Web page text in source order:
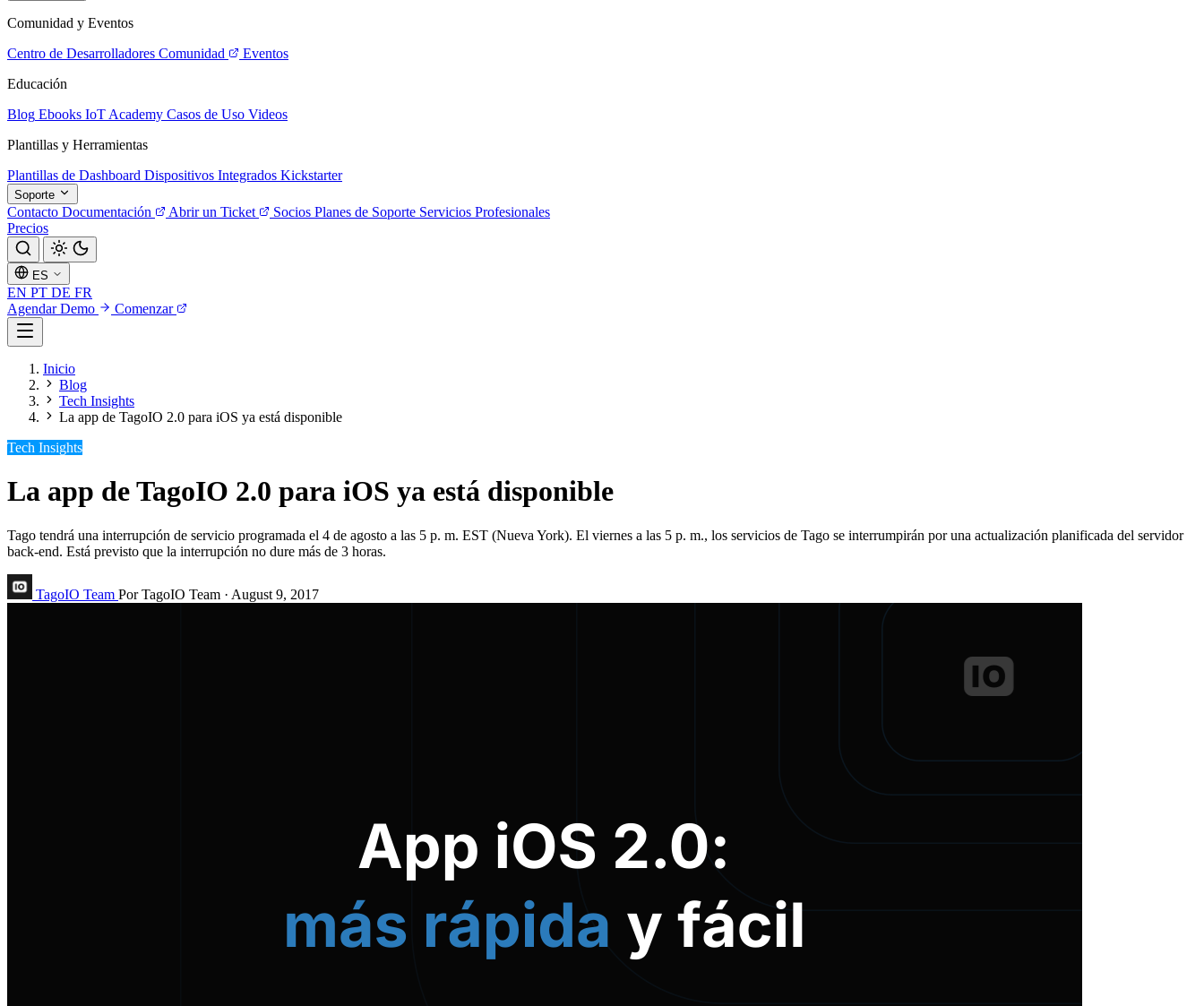
Comunidad y Eventos
Centro de Desarrolladores Comunidad
Eventos
Educación
Blog Ebooks IoT Academy Casos de Uso Videos
Plantillas y Herramientas
Plantillas de Dashboard Dispositivos Integrados Kickstarter
Soporte
Contacto Documentación Abrir un Ticket Socios Planes de Soporte Servicios Profesionales
Precios
ES
EN PT DE FR
Agendar Demo
Comenzar
Inicio
Blog
Tech Insights
La app de TagoIO 2.0 para iOS ya está disponible
Tech Insights
La app de TagoIO 2.0 para iOS ya está disponible
Tago tendrá una interrupción de servicio programada el 4 de agosto a las 5 p. m. EST (Nueva York). El viernes a las 5 p. m., los servicios de Tago se interrumpirán por una actualización planificada del servidor
back-end. Está previsto que la interrupción no dure más de 3 horas.
TagoIO Team Por TagoIO Team · August 9, 2017